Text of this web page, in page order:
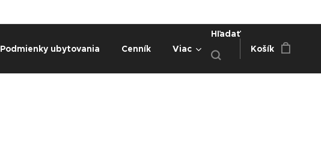
Podmienky ubytovania Cenník Viac
Hľadať
Košík